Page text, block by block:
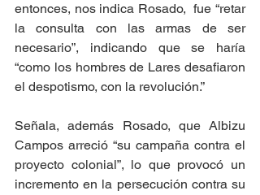
entonces, nos indica Rosado,  fue “retar
la consulta con las armas de ser
necesario”, indicando que se haría
“como los hombres de Lares desafiaron
el despotismo, con la revolución.”
Señala, además Rosado, que Albizu
Campos arreció “su campaña contra el
proyecto colonial”, lo que provocó un
incremento en la persecución contra su